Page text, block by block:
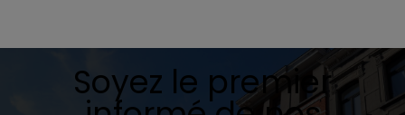
Soyez le premier